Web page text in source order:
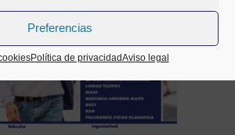
Preferencias
Política de privacidadAviso legal